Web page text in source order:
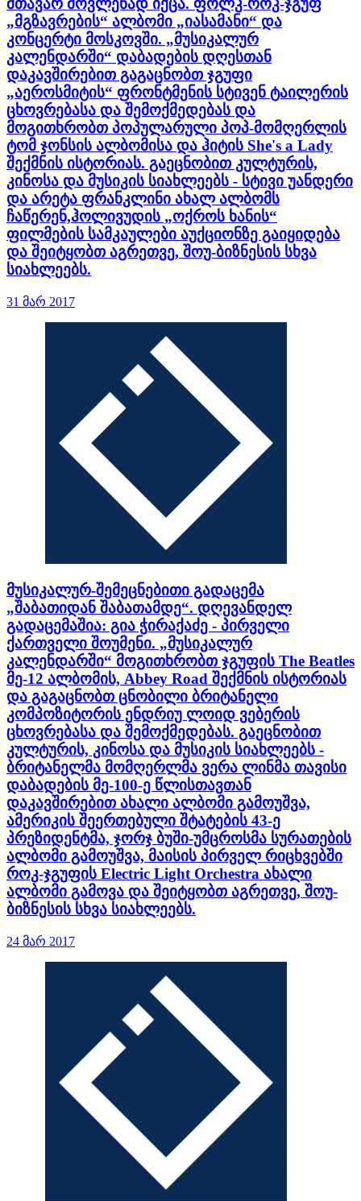
მთავარ მოვლენად იქცა. ფოლკ-როკ-ჯგუფ
„მგზავრების“ ალბომი „იასამანი“ და
კონცერტი მოსკოვში. „მუსიკალურ
კალენდარში“ დაბადების დღესთან
დაკავშირებით გაგაცნობთ ჯგუფი
„აეროსმიტის“ ფრონტმენის სტივენ ტაილერის
ცხოვრებასა და შემოქმედებას და
მოგითხრობთ პოპულარული პოპ-მომღერლის
ტომ ჯონსის ალბომისა და ჰიტის She's a Lady
შექმნის ისტორიას. გაეცნობით კულტურის,
კინოსა და მუსიკის სიახლეებს - სტივი უანდერი
და არეტა ფრანკლინი ახალ ალბომს
ჩაწერენ,ჰოლივუდის „ოქროს ხანის“
ფილმების სამკაულები აუქციონზე გაიყიდება
და შეიტყობთ აგრეთვე, შოუ-ბიზნესის სხვა
სიახლეებს.
31 მარ 2017
მუსიკალურ-შემეცნებითი გადაცემა
„შაბათიდან შაბათამდე“. დღევანდელ
გადაცემაშია: გია ჭირაქაძე - პირველი
ქართველი შოუმენი. „მუსიკალურ
კალენდარში“ მოგითხრობთ ჯგუფის The Beatles
მე-12 ალბომის, Abbey Road შექმნის ისტორიას
და გაგაცნობთ ცნობილი ბრიტანელი
კომპოზიტორის ენდრიუ ლოიდ ვებერის
ცხოვრებასა და შემოქმედებას. გაეცნობით
კულტურის, კინოსა და მუსიკის სიახლეებს -
ბრიტანელმა მომღერლმა ვერა ლინმა თავისი
დაბადების მე-100-ე წლისთავთან
დაკავშირებით ახალი ალბომი გამოუშვა,
ამერიკის შეერთებული შტატების 43-ე
პრეზიდენტმა, ჯორჯ ბუში-უმცროსმა სურათების
ალბომი გამოუშვა, მაისის პირველ რიცხვებში
როკ-ჯგუფის Electric Light Orchestra ახალი
ალბომი გამოვა და შეიტყობთ აგრეთვე, შოუ-
ბიზნესის სხვა სიახლეებს.
24 მარ 2017